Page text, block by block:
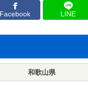
Facebook LINE
和歌山県